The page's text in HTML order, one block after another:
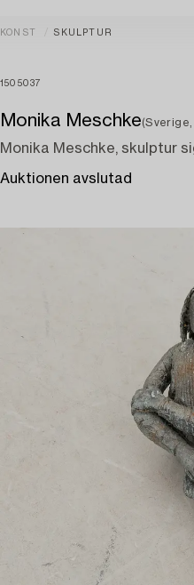
KONST SKULPTUR
1505037
Monika Meschke(Sverige,
Monika Meschke, skulptur
Auktionen avslutad